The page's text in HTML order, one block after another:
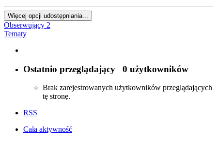
Więcej opcji udostępniania...
Obserwujący 2
Tematy
Ostatnio przeglądający 0 użytkowników
Brak zarejestrowanych użytkowników przeglądających
tę stronę.
RSS
Cała aktywność